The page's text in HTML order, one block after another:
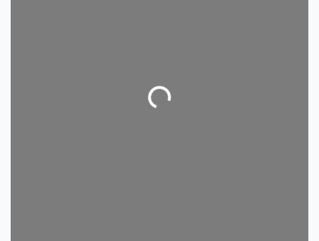
Loading...